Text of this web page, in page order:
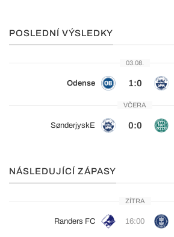
POSLEDNÍ VÝSLEDKY
03.08.
Odense 1:0
VČERA
SønderjyskE 0:0
NÁSLEDUJÍCÍ ZÁPASY
ZÍTRA
Randers FC 16:00